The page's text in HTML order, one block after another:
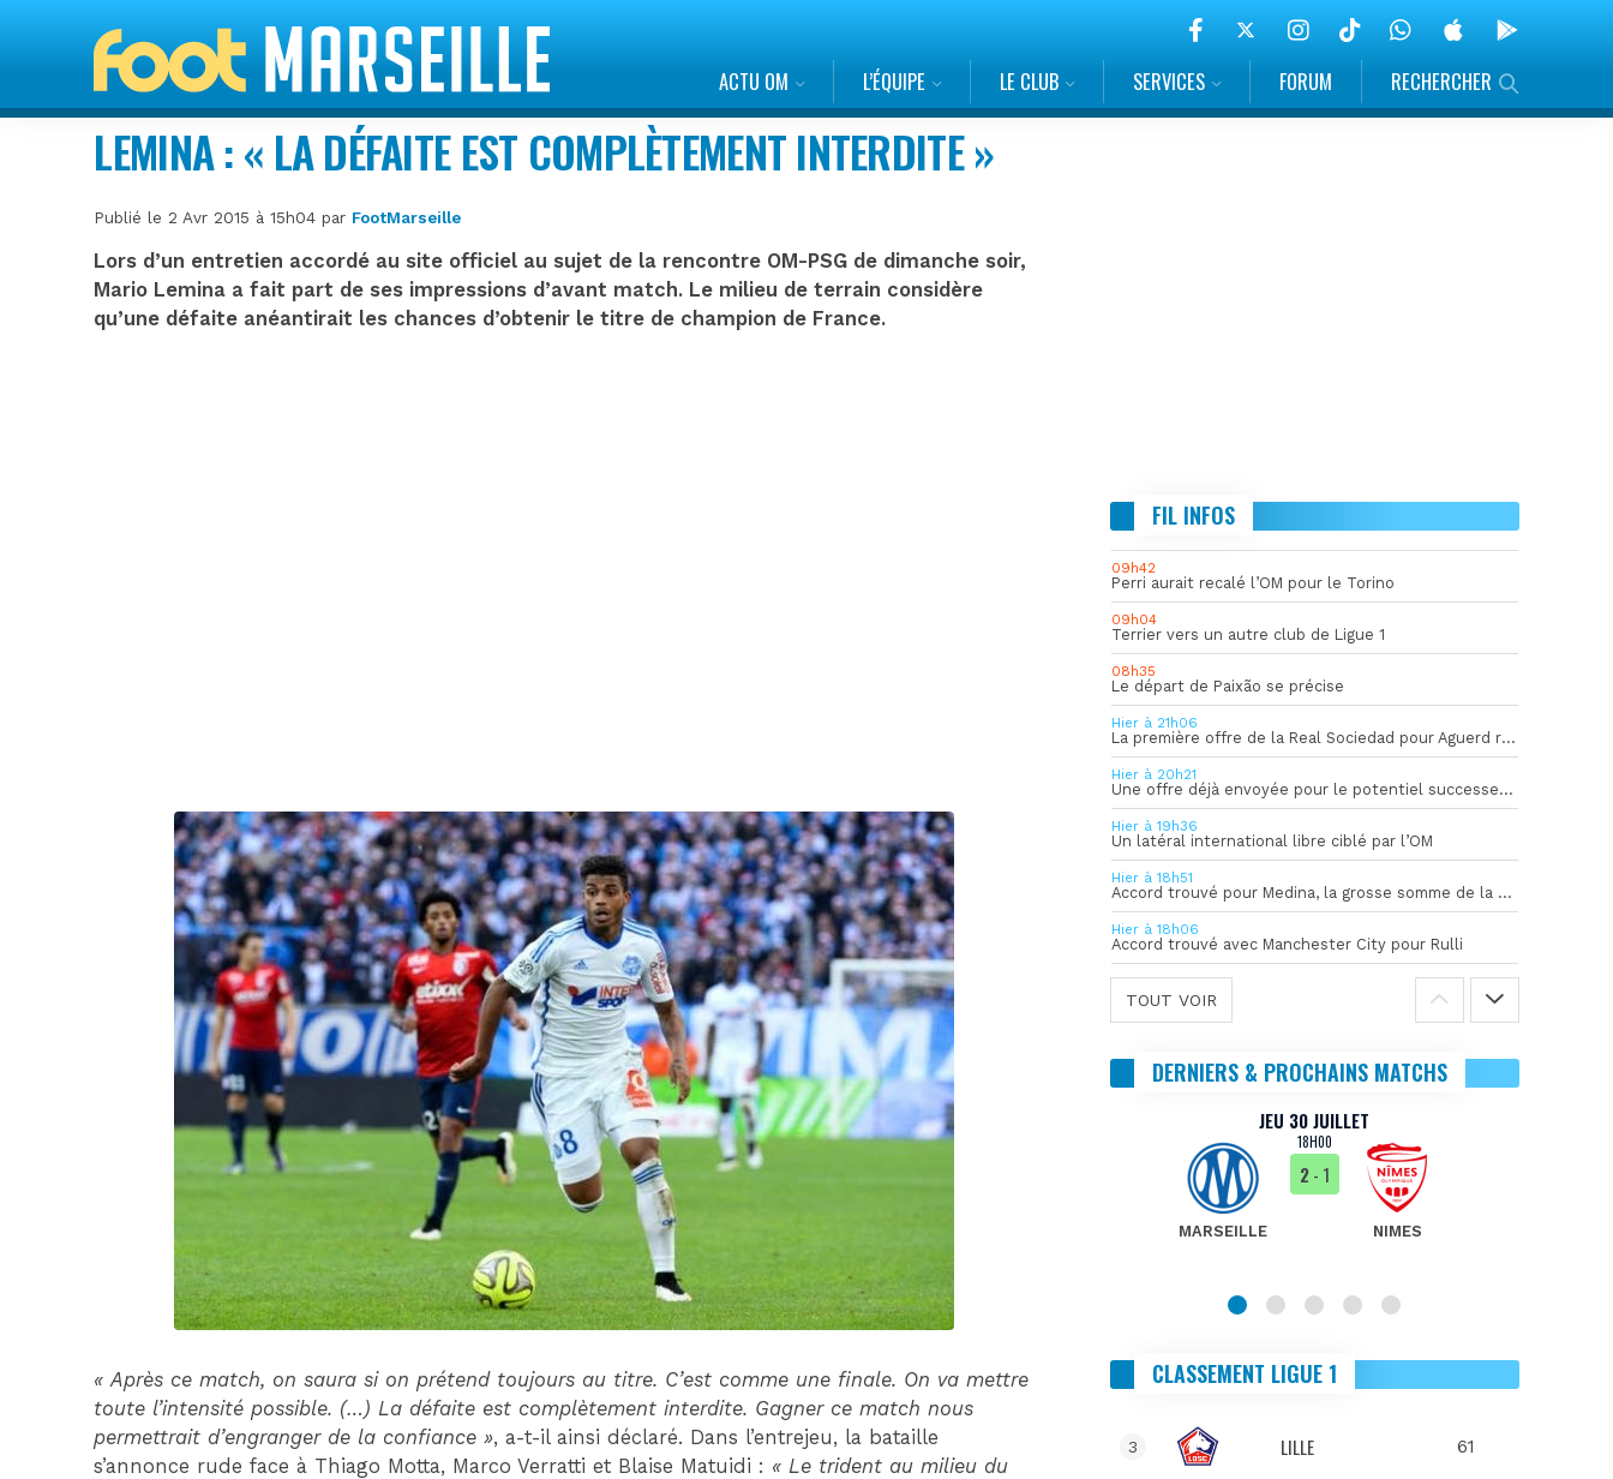
ACTU OM L’ÉQUIPE LE CLUB SERVICES FORUM RECHERCHER
LEMINA : « LA DÉFAITE EST COMPLÈTEMENT INTERDITE »
Publié le 2 Avr 2015 à 15h04 par FootMarseille
Lors d’un entretien accordé au site officiel au sujet de la rencontre OM-PSG de dimanche soir,
Mario Lemina a fait part de ses impressions d’avant match. Le milieu de terrain considère
qu’une défaite anéantirait les chances d’obtenir le titre de champion de France.
« Après ce match, on saura si on prétend toujours au titre. C’est comme une finale. On va mettre
toute l’intensité possible. (…) La défaite est complètement interdite. Gagner ce match nous
permettrait d’engranger de la confiance », a-t-il ainsi déclaré. Dans l’entrejeu, la bataille
s’annonce rude face à Thiago Motta, Marco Verratti et Blaise Matuidi : « Le trident au milieu du
FIL INFOS
09h42
Perri aurait recalé l’OM pour le Torino
09h04
Terrier vers un autre club de Ligue 1
08h35
Le départ de Paixão se précise
Hier à 21h06
La première offre de la Real Sociedad pour Aguerd refusée par l’OM
Hier à 20h21
Une offre déjà envoyée pour le potentiel successeur de Rulli
Hier à 19h36
Un latéral international libre ciblé par l’OM
Hier à 18h51
Accord trouvé pour Medina, la grosse somme de la vente dévoilée
Hier à 18h06
Accord trouvé avec Manchester City pour Rulli
TOUT VOIR
DERNIERS & PROCHAINS MATCHS
DIM 30 AOÛT
20H45
JEU 30 JUILLET
18H00
MARSEILLE
2- 1
NIMES
CLASSEMENT LIGUE 1
3 LILLE 61